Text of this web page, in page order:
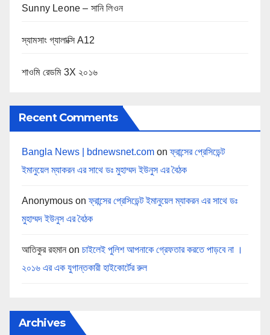
Sunny Leone – সানি লিওন
স্যামসাং গ্যালাক্সি A12
শাওমি রেডমি 3X ২০১৬
Recent Comments
Bangla News | bdnewsnet.com onফ্রান্সের প্রেসিডেন্ট
ইমানুয়েল ম্যাকরন এর সাথে ডঃ মুহাম্মদ ইউনুস এর বৈঠক
Anonymous onফ্রান্সের প্রেসিডেন্ট ইমানুয়েল ম্যাকরন এর সাথে ডঃ
মুহাম্মদ ইউনুস এর বৈঠক
আতিকুর রহমান on চাইলেই পুলিশ আপনাকে গ্রেফতার করতে পাড়বে না ।
২০১৬ এর এক যুগান্তকারী হাইকোর্টের রুল
Archives